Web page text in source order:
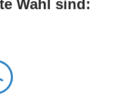
Wahl sind: